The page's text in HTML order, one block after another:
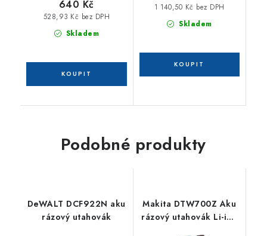
Skladem
528,93 Kč bez DPH
640 Kč
Skladem
1 140,50 Kč bez DPH
Podobné produkty
DeWALT DCF922N aku
rázový utahovák
Makita DTW700Z Aku
rázový utahovák Li-ion